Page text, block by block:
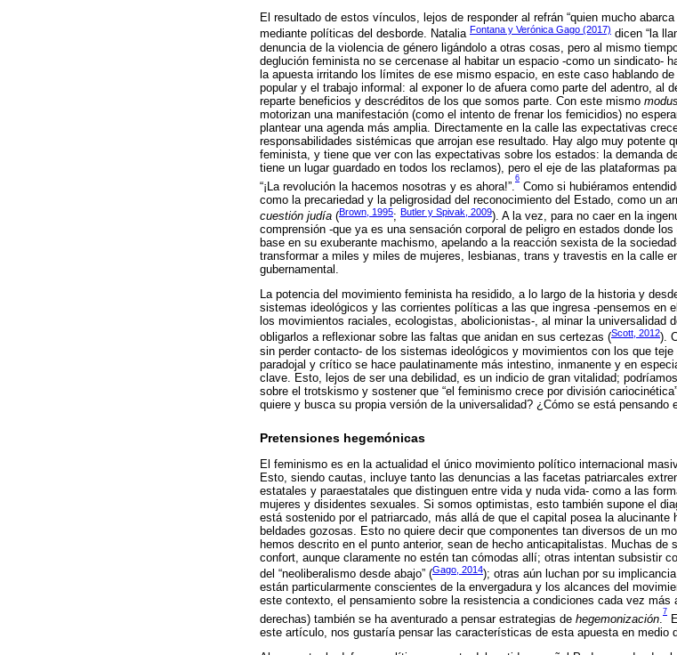
El resultado de estos vínculos, lejos de responder al refrán “quien mucho
mediante políticas del desborde. Natalia Fontana y Verónica Gago (2017) dicen “la
denuncia de la violencia de género ligándolo a otras cosas, pero al mismo
deglución feminista no se cercenase al habitar un espacio -como un sindicato-
la apuesta irritando los límites de ese mismo espacio, en este caso hablando
popular y el trabajo informal: al exponer lo de afuera como parte del adentro, al
reparte beneficios y descréditos de los que somos parte. Con este mismo
motorizan una manifestación (como el intento de frenar los femicidios) no
plantear una agenda más amplia. Directamente en la calle las expectativas
responsabilidades sistémicas que arrojan ese resultado. Hay algo muy potente
feminista, y tiene que ver con las expectativas sobre los estados: la demanda
tiene un lugar guardado en todos los reclamos), pero el eje de las plataformas
“¡La revolución la hacemos nosotras y es ahora!”.
6
Como si hubiéramos
como la precariedad y la peligrosidad del reconocimiento del Estado, como un
cuestión judía (Brown, 1995; Butler y Spivak, 2009). A la vez, para no caer en la
comprensión -que ya es una sensación corporal de peligro en estados donde
base en su exuberante machismo, apelando a la reacción sexista de la
transformar a miles y miles de mujeres, lesbianas, trans y travestis en la calle
gubernamental.
La potencia del movimiento feminista ha residido, a lo largo de la historia y
sistemas ideológicos y las corrientes políticas a las que ingresa -pensemos en
los movimientos raciales, ecologistas, abolicionistas-, al minar la universalidad
obligarlos a reflexionar sobre las faltas que anidan en sus certezas (Scott, 2012).
sin perder contacto- de los sistemas ideológicos y movimientos con los que
paradojal y crítico se hace paulatinamente más intestino, inmanente y en
clave. Esto, lejos de ser una debilidad, es un indicio de gran vitalidad;
sobre el trotskismo y sostener que “el feminismo crece por división
quiere y busca su propia versión de la universalidad? ¿Cómo se está pensando
Pretensiones hegemónicas
El feminismo es en la actualidad el único movimiento político internacional
Esto, siendo cautas, incluye tanto las denuncias a las facetas patriarcales
estatales y paraestatales que distinguen entre vida y nuda vida- como a las
mujeres y disidentes sexuales. Si somos optimistas, esto también supone el
está sostenido por el patriarcado, más allá de que el capital posea la
beldades gozosas. Esto no quiere decir que componentes tan diversos de un
hemos descrito en el punto anterior, sean de hecho anticapitalistas. Muchas de
confort, aunque claramente no estén tan cómodas allí; otras intentan subsistir
del “neoliberalismo desde abajo” (Gago, 2014); otras aún luchan por su
están particularmente conscientes de la envergadura y los alcances del
este contexto, el pensamiento sobre la resistencia a condiciones cada vez más
derechas) también se ha aventurado a pensar estrategias de hegemonización.
7
este artículo, nos gustaría pensar las características de esta apuesta en medio